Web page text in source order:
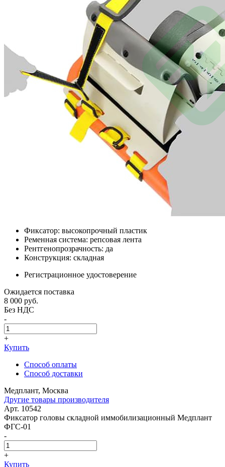
Фиксатор: высокопрочный пластик
Ременная система: репсовая лента
Рентгенопрозрачность: да
Конструкция: складная
Регистрационное удостоверение
Ожидается поставка
8 000 руб.
Без НДС
-
+
Купить
Способ оплаты
Способ доставки
Медплант, Москва
Другие товары производителя
Арт. 10542
Фиксатор головы складной иммобилизационный Медплант
ФГС-01
-
+
Купить